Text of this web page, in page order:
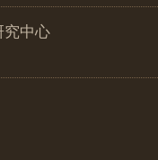
究中心